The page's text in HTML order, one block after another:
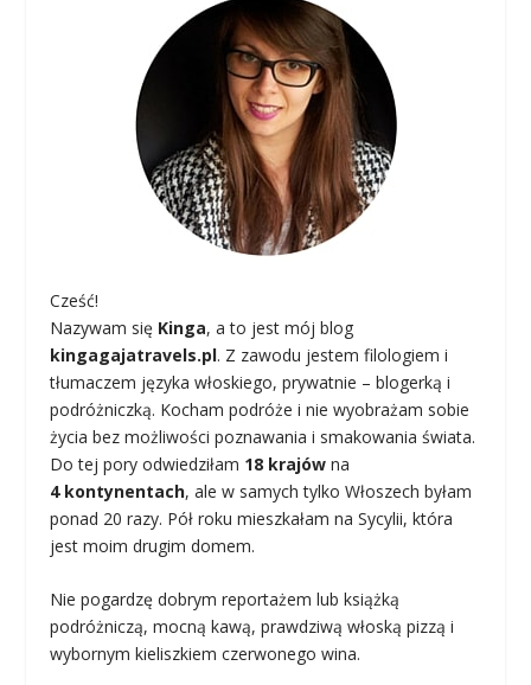
Cześć!
Nazywam się Kinga, a to jest mój blog
kingagajatravels.pl. Z zawodu jestem filologiem i
tłumaczem języka włoskiego, prywatnie – blogerką i
podróżniczką. Kocham podróże i nie wyobrażam sobie
życia bez możliwości poznawania i smakowania świata.
Do tej pory odwiedziłam 18 krajów na
4 kontynentach, ale w samych tylko Włoszech byłam
ponad 20 razy. Pół roku mieszkałam na Sycylii, która
jest moim drugim domem.
Nie pogardzę dobrym reportażem lub książką
podróżniczą, mocną kawą, prawdziwą włoską pizzą i
wybornym kieliszkiem czerwonego wina.